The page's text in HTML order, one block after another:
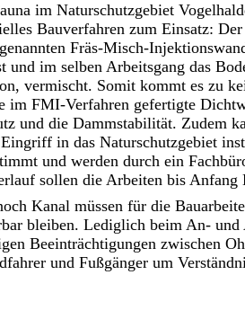
im Naturschutzgebiet
Bauverfahren zum Einsatz:
Fräs-Misch-
und im selben Arbeitsgang das
vermischt. Somit kommt es zu
im FMI-Verfahren gefertigte
und die Dammstabilität. Zudem
in das Naturschutzgebiet
und werden durch ein
sollen die Arbeiten bis Anfang
Kanal müssen für die
bleiben. Lediglich beim An-
Beeinträchtigungen zwischen
und Fußgänger um